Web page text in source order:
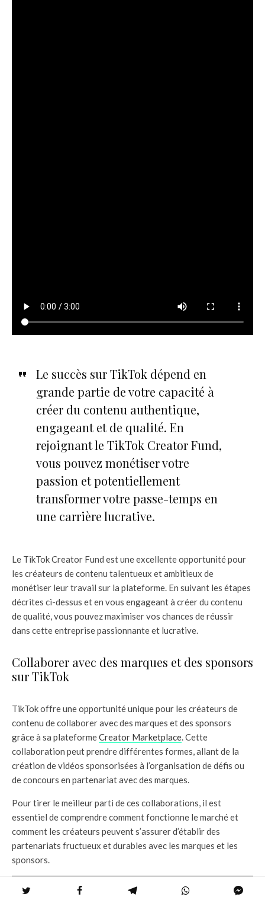
Le succès sur TikTok dépend en
grande partie de votre capacité à
créer du contenu authentique,
engageant et de qualité. En
rejoignant le TikTok Creator Fund,
vous pouvez monétiser votre
passion et potentiellement
transformer votre passe-temps en
une carrière lucrative.
Le TikTok Creator Fund est une excellente opportunité pour
les créateurs de contenu talentueux et ambitieux de
monétiser leur travail sur la plateforme. En suivant les étapes
décrites ci-dessus et en vous engageant à créer du contenu
de qualité, vous pouvez maximiser vos chances de réussir
dans cette entreprise passionnante et lucrative.
Collaborer avec des marques et des sponsors
sur TikTok
TikTok offre une opportunité unique pour les créateurs de
contenu de collaborer avec des marques et des sponsors
grâce à sa plateformeCreator Marketplace. Cette
collaboration peut prendre différentes formes, allant de la
création de vidéos sponsorisées à l’organisation de défis ou
de concours en partenariat avec des marques.
Pour tirer le meilleur parti de ces collaborations, il est
essentiel de comprendre comment fonctionne le marché et
comment les créateurs peuvent s’assurer d’établir des
partenariats fructueux et durables avec les marques et les
sponsors.